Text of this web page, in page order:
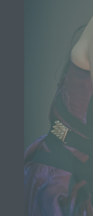
zu
kann über
und
Durch den
dieser
Mittels
und
des
Benutzer
Zweck